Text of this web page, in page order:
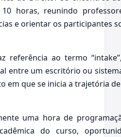
horas, reunindo
e orientar os participantes
referência ao termo
entre um escritório ou
em que se inicia a trajetória
uma hora de
do curso,